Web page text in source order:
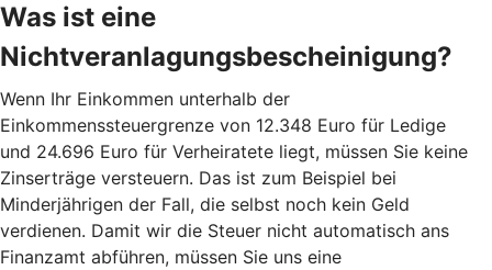
Was ist eine
Nichtveranlagungsbescheinigung?
Wenn Ihr Einkommen unterhalb der
Einkommenssteuergrenze von 12.348 Euro für Ledige
und 24.696 Euro für Verheiratete liegt, müssen Sie keine
Zinserträge versteuern. Das ist zum Beispiel bei
Minderjährigen der Fall, die selbst noch kein Geld
verdienen. Damit wir die Steuer nicht automatisch ans
Finanzamt abführen, müssen Sie uns eine